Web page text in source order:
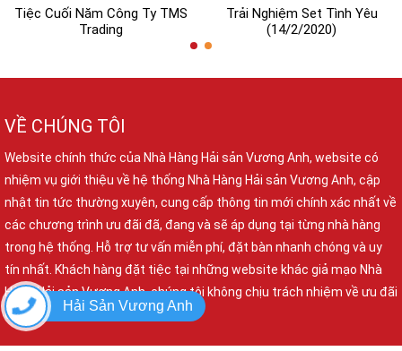
Tiệc Cuối Năm Công Ty TMS
Trading
Trải Nghiệm Set Tình Yêu
(14/2/2020)
VỀ CHÚNG TÔI
Website chính thức của Nhà Hàng Hải sản Vương Anh, website có
nhiệm vụ giới thiệu về hệ thống Nhà Hàng Hải sản Vương Anh, cập
nhật tin tức thường xuyên, cung cấp thông tin mới chính xác nhất về
các chương trình ưu đãi đã, đang và sẽ áp dụng tại từng nhà hàng
trong hệ thống. Hỗ trợ tư vấn miễn phí, đặt bàn nhanh chóng và uy
tín nhất. Khách hàng đặt tiệc tại những website khác giả mạo Nhà
Hàng Hải sản Vương Anh, chúng tôi không chịu trách nhiệm về ưu đãi
cũng như những hỗ trợ hiện hành.
Hải Sản Vương Anh